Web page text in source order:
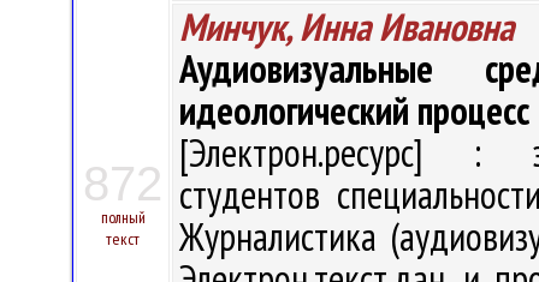
872
полный
текст
Минчук, Инна Ивановна
Аудиовизуальные
идеологический процесс
[Электрон.ресурс] :
студентов
Журналистика